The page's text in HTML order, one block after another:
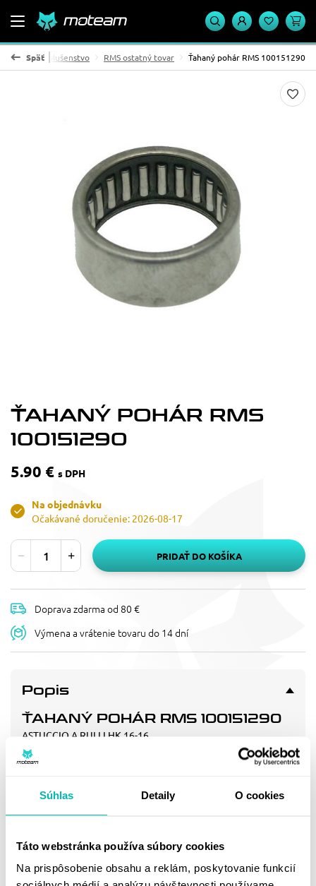
Súhlas Detaily O cookies
Táto webstránka používa súbory cookies
Na prispôsobenie obsahu a reklám, poskytovanie funkcií
Späť
a Príslušenstvo RMS ostatný tovar Ťahaný pohár RMS 100151290
ŤAHANÝ POHÁR RMS
100151290
5.90 € s DPH
Na objednávku
Očakávané doručenie: 2026-08-17
PRIDAŤ DO KOŠÍKA
Doprava zdarma od 80 €
Výmena a vrátenie tovaru do 14 dní
Popis
ŤAHANÝ POHÁR RMS 100151290
ASTUCCIO A RULLI HK 16-16
MOHLO BY SA VÁM
PÁČIŤ